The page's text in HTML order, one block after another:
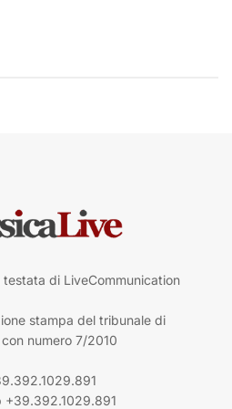
testata di LiveCommunication
stampa del tribunale di
numero 7/2010
+39.392.1029.891